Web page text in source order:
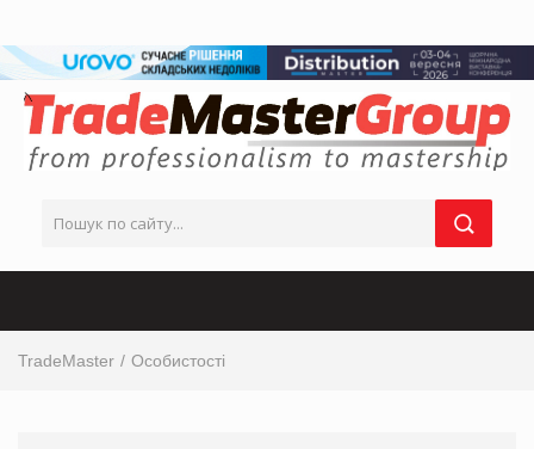
TradeMaster Особистості